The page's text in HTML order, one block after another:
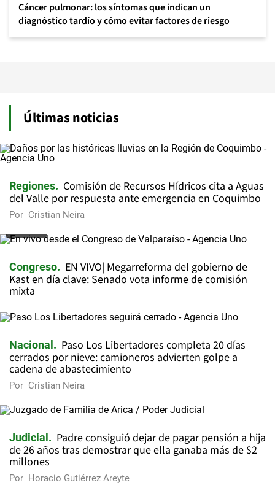
Cáncer pulmonar: los síntomas que indican un
diagnóstico tardío y cómo evitar factores de riesgo
Últimas noticias
Regiones
Comisión de Recursos Hídricos cita a Aguas
del Valle por respuesta ante emergencia en Coquimbo
Por Cristian Neira
Congreso
EN VIVO| Megarreforma del gobierno de
Kast en día clave: Senado vota informe de comisión
mixta
Nacional
Paso Los Libertadores completa 20 días
cerrados por nieve: camioneros advierten golpe a
cadena de abastecimiento
Por Cristian Neira
Judicial
Padre consiguió dejar de pagar pensión a hija
de 26 años tras demostrar que ella ganaba más de $2
millones
Por Horacio Gutiérrez Areyte